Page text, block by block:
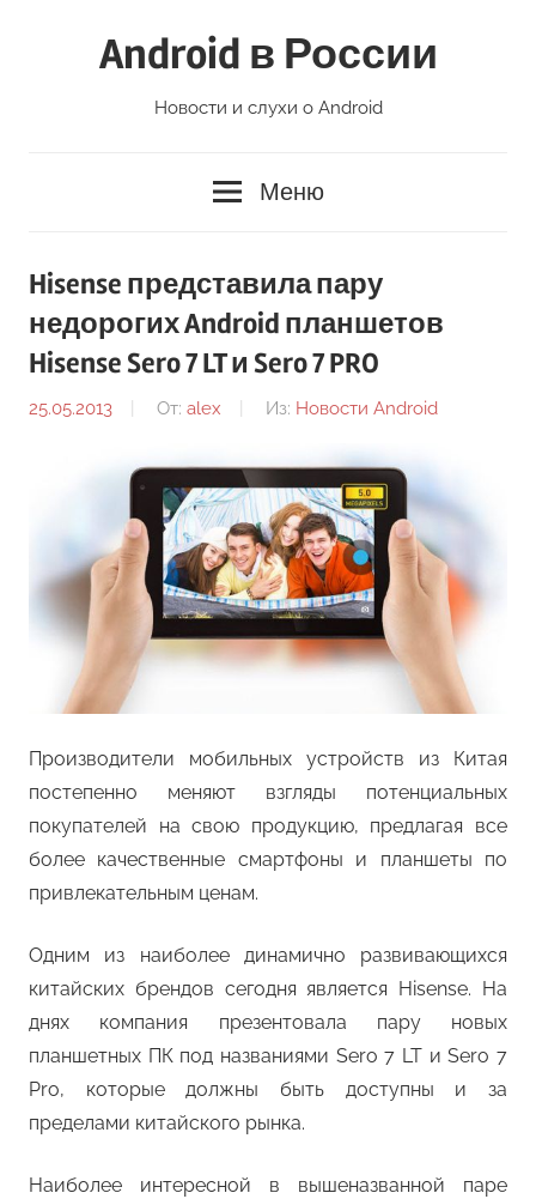
Android в России
Новости и слухи о Android
Меню
Hisense представила пару
недорогих Android планшетов
Hisense Sero 7 LT и Sero 7 PRO
25.05.2013 От: alex Из: Новости Android
Производители мобильных устройств из Китая
постепенно меняют взгляды потенциальных
покупателей на свою продукцию, предлагая все
более качественные смартфоны и планшеты по
привлекательным ценам.
Одним из наиболее динамично развивающихся
китайских брендов сегодня является Hisense. На
днях компания презентовала пару новых
планшетных ПК под названиями Sero 7 LT и Sero 7
Pro, которые должны быть доступны и за
пределами китайского рынка.
Наиболее интересной в вышеназванной паре